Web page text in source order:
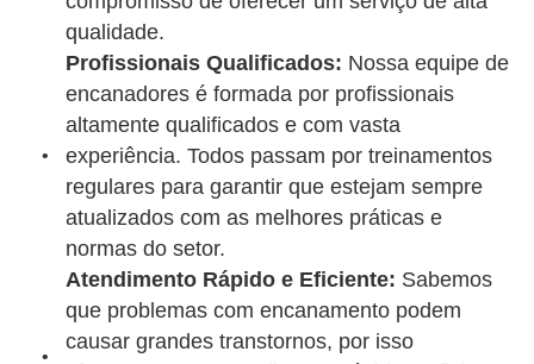
qualidade.
Profissionais Qualificados: Nossa equipe de
encanadores é formada por profissionais
altamente qualificados e com vasta
experiência. Todos passam por treinamentos
regulares para garantir que estejam sempre
atualizados com as melhores práticas e
normas do setor.
Atendimento Rápido e Eficiente: Sabemos
que problemas com encanamento podem
causar grandes transtornos, por isso